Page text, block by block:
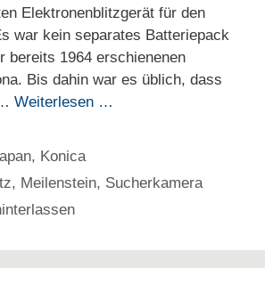
Elektronenblitzgerät für den
war kein separates Batteriepack
bereits 1964 erschienenen
Bis dahin war es üblich, dass
Weiterlesen …
, Konica
, Meilenstein, Sucherkamera